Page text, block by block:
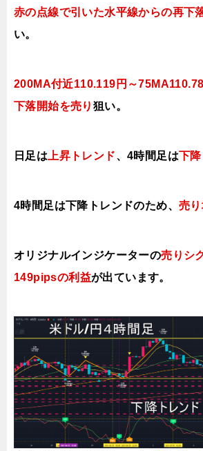
赤の点線で引いた水平線からの再下
い。
200MA付近110.119円～
下落開始を売り 狙い。
日足は 上昇トレンド、4時間足は下
4時間足は下降トレンドのため、 売
オリジナルインジケーターの売りシ
149pipsの利益が出ています。